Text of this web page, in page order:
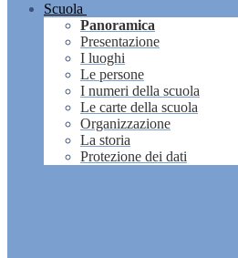
Scuola
Panoramica
Presentazione
I luoghi
Le persone
I numeri della scuola
Le carte della scuola
Organizzazione
La storia
Protezione dei dati